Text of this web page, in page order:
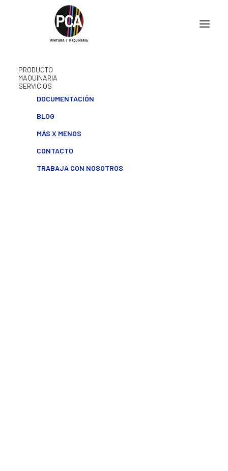
PRODUCTO
MAQUINARIA
SERVICIOS
DOCUMENTACIÓN
BLOG
MÁS X MENOS
CONTACTO
TRABAJA CON NOSOTROS